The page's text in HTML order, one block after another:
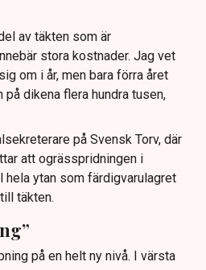
av täkten som är
stora kostnader. Jag vet
om i år, men bara förra året
dikena flera hundra tusen,
på Svensk Torv, där
att ogrässpridningen i
hela ytan som färdigvarulagret
täkten.
på en helt ny nivå. I värsta